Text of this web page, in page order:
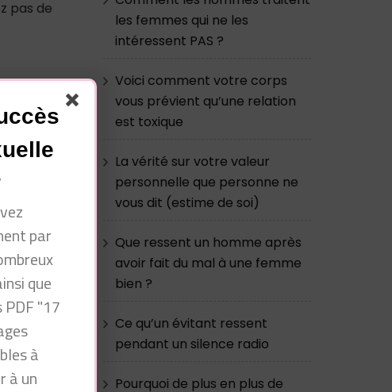
pas de
me
les femmes qui ne les
intéressent PAS ?
Voici comment votre corps
vous prévient qu’une relation
est toxique
La vérité sur votre valeur
personnelle que personne ne
vous dit (estime de soi)
Que ressent un homme après
avoir fait du mal à une femme
bien ?
Ce qu’un évitant ressent
pendant un silence radio
Pourquoi de plus en plus de
par
que
PDF "17
à
à un